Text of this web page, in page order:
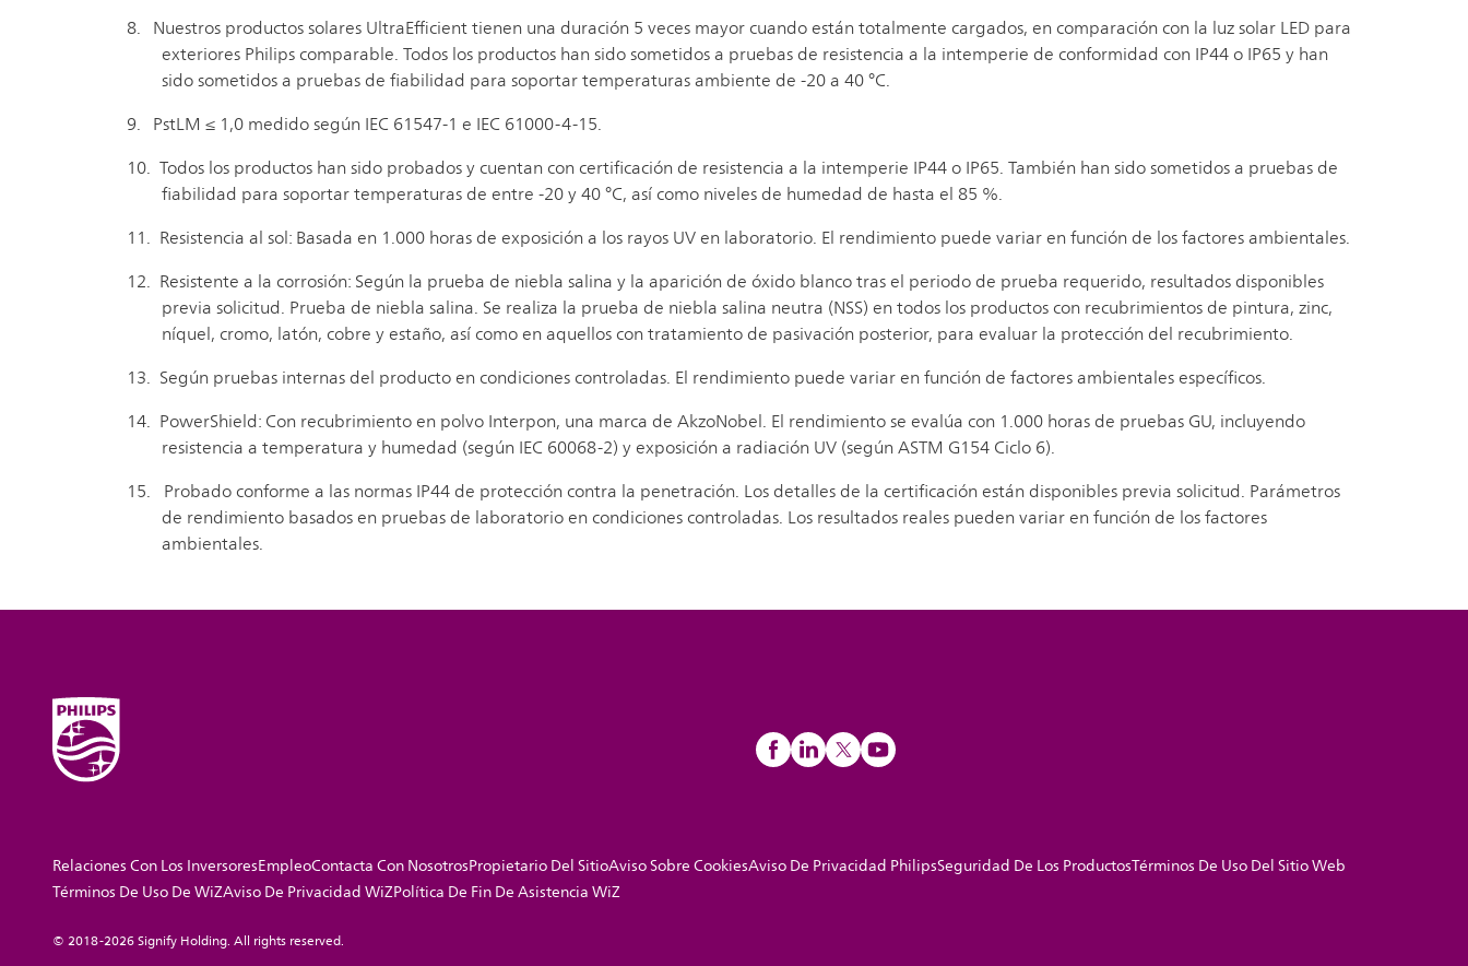
Nuestros productos solares UltraEfficient tienen una duración 5 veces mayor cuando están totalmente cargados, en comparación con la luz solar LED para
exteriores Philips comparable. Todos los productos han sido sometidos a pruebas de resistencia a la intemperie de conformidad con IP44 o IP65 y han
sido sometidos a pruebas de fiabilidad para soportar temperaturas ambiente de -20 a 40 °C.
PstLM ≤ 1,0 medido según IEC 61547-1 e IEC 61000-4-15.
Todos los productos han sido probados y cuentan con certificación de resistencia a la intemperie IP44 o IP65. También han sido sometidos a pruebas de
fiabilidad para soportar temperaturas de entre -20 y 40 °C, así como niveles de humedad de hasta el 85 %.
Resistencia al sol: Basada en 1.000 horas de exposición a los rayos UV en laboratorio. El rendimiento puede variar en función de los factores ambientales.
Resistente a la corrosión: Según la prueba de niebla salina y la aparición de óxido blanco tras el periodo de prueba requerido, resultados disponibles
previa solicitud. Prueba de niebla salina. Se realiza la prueba de niebla salina neutra (NSS) en todos los productos con recubrimientos de pintura, zinc,
níquel, cromo, latón, cobre y estaño, así como en aquellos con tratamiento de pasivación posterior, para evaluar la protección del recubrimiento.
Según pruebas internas del producto en condiciones controladas. El rendimiento puede variar en función de factores ambientales específicos.
PowerShield: Con recubrimiento en polvo Interpon, una marca de AkzoNobel. El rendimiento se evalúa con 1.000 horas de pruebas GU, incluyendo
resistencia a temperatura y humedad (según IEC 60068-2) y exposición a radiación UV (según ASTM G154 Ciclo 6).
Probado conforme a las normas IP44 de protección contra la penetración. Los detalles de la certificación están disponibles previa solicitud. Parámetros
de rendimiento basados en pruebas de laboratorio en condiciones controladas. Los resultados reales pueden variar en función de los factores
ambientales.
Relaciones Con Los InversoresEmpleoContacta Con NosotrosPropietario Del SitioAviso Sobre CookiesAviso De Privacidad PhilipsSeguridad De Los ProductosTérminos De Uso Del Sitio Web
Términos De Uso De WiZAviso De Privacidad WiZPolítica De Fin De Asistencia WiZ
© 2018-2026 Signify Holding. All rights reserved.